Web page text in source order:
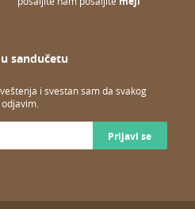
sandučetu
i svestan sam da svakog
Prijavi se